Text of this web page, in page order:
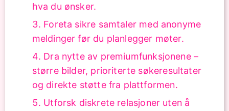
hva du ønsker.
Foreta sikre samtaler med anonyme
meldinger før du planlegger møter.
Dra nytte av premiumfunksjonene –
større bilder, prioriterte søkeresultater
og direkte støtte fra plattformen.
Utforsk diskrete relasjoner uten å